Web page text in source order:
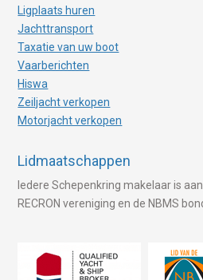
Ligplaats huren
Jachttransport
Taxatie van uw boot
Vaarberichten
Hiswa
Zeiljacht verkopen
Motorjacht verkopen
Lidmaatschappen
Iedere Schepenkring makelaar is
RECRON vereniging en de NBMS